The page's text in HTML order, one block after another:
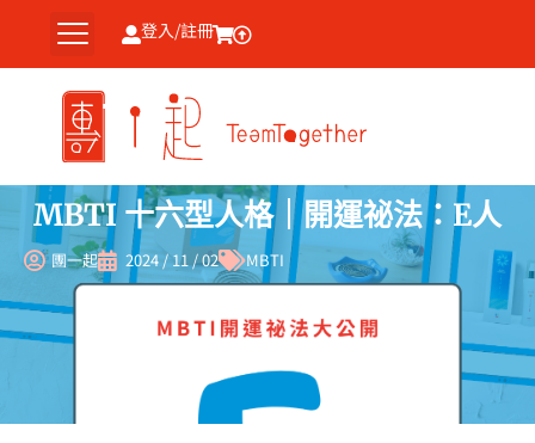
主
登入/註冊
MBTI 十六型人格｜開運祕法：E人
團一起 2024 / 11 / 02 MBTI